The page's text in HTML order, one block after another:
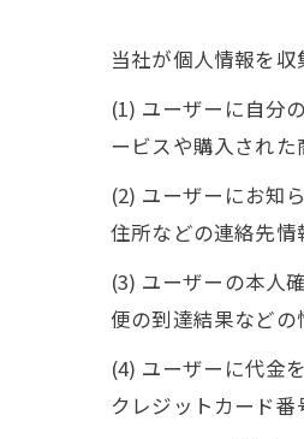
当社が個人情報を収
(1) ユーザーに自分
ービスや購入され
(2) ユーザーにお知
住所などの連絡先
(3) ユーザーの本人
便の到達結果など
(4) ユーザーに代金
クレジットカード